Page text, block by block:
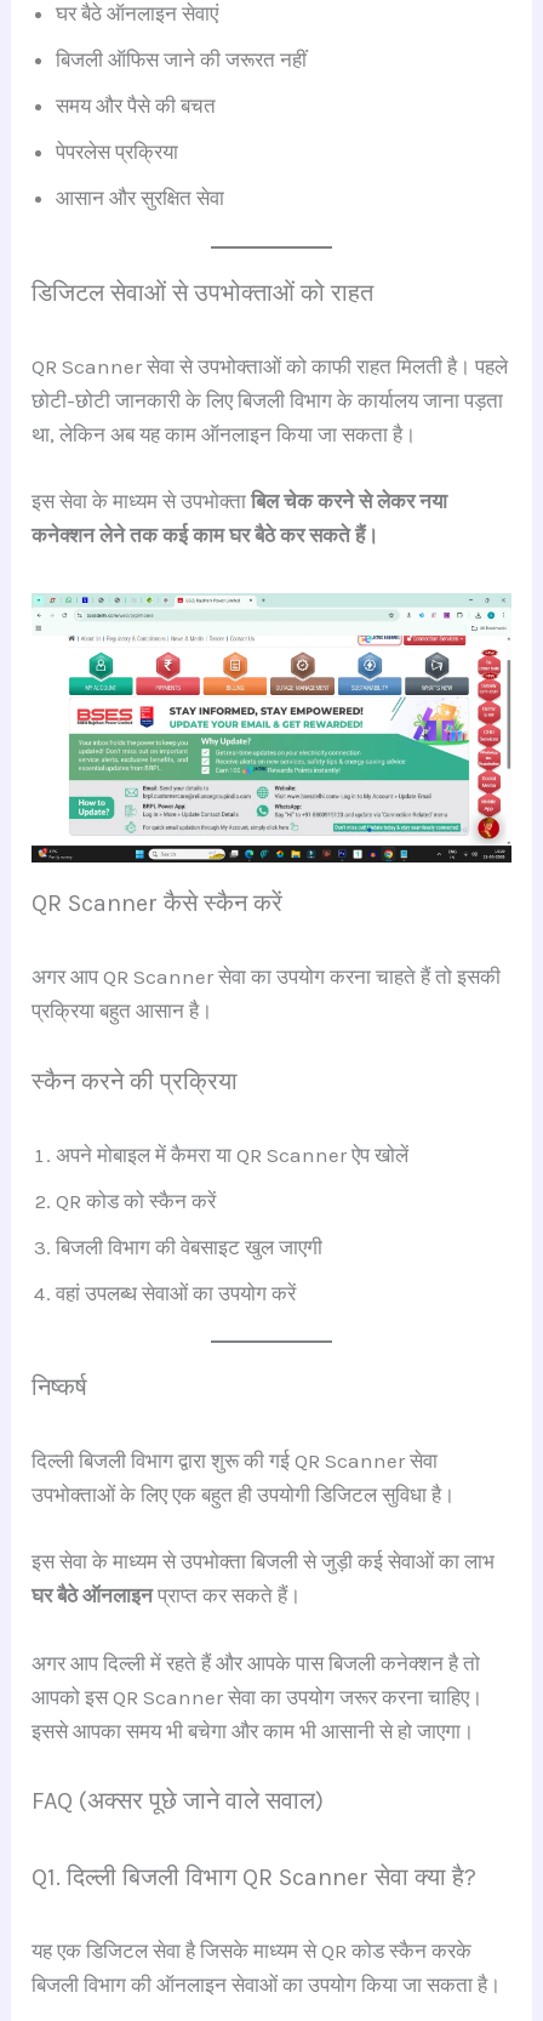
घर बैठे ऑनलाइन सेवाएं
बिजली ऑफिस जाने की जरूरत नहीं
समय और पैसे की बचत
पेपरलेस प्रक्रिया
आसान और सुरक्षित सेवा
डिजिटल सेवाओं से उपभोक्ताओं को राहत
QR Scanner सेवा से उपभोक्ताओं को काफी राहत मिलती है। पहले
छोटी-छोटी जानकारी के लिए बिजली विभाग के कार्यालय जाना पड़ता
था, लेकिन अब यह काम ऑनलाइन किया जा सकता है।
इस सेवा के माध्यम से उपभोक्ताबिल चेक करने से लेकर नया
कनेक्शन लेने तक कई काम घर बैठे कर सकते हैं।
QR Scanner कैसे स्कैन करें
अगर आप QR Scanner सेवा का उपयोग करना चाहते हैं तो इसकी
प्रक्रिया बहुत आसान है।
स्कैन करने की प्रक्रिया
अपने मोबाइल में कैमरा या QR Scanner ऐप खोलें
QR कोड को स्कैन करें
बिजली विभाग की वेबसाइट खुल जाएगी
वहां उपलब्ध सेवाओं का उपयोग करें
निष्कर्ष
दिल्ली बिजली विभाग द्वारा शुरू की गई QR Scanner सेवा
उपभोक्ताओं के लिए एक बहुत ही उपयोगी डिजिटल सुविधा है।
इस सेवा के माध्यम से उपभोक्ता बिजली से जुड़ी कई सेवाओं का लाभ
घर बैठे ऑनलाइनप्राप्त कर सकते हैं।
अगर आप दिल्ली में रहते हैं और आपके पास बिजली कनेक्शन है तो
आपको इस QR Scanner सेवा का उपयोग जरूर करना चाहिए।
इससे आपका समय भी बचेगा और काम भी आसानी से हो जाएगा।
FAQ (अक्सर पूछे जाने वाले सवाल)
Q1. दिल्ली बिजली विभाग QR Scanner सेवा क्या है?
यह एक डिजिटल सेवा है जिसके माध्यम से QR कोड स्कैन करके
बिजली विभाग की ऑनलाइन सेवाओं का उपयोग किया जा सकता है।